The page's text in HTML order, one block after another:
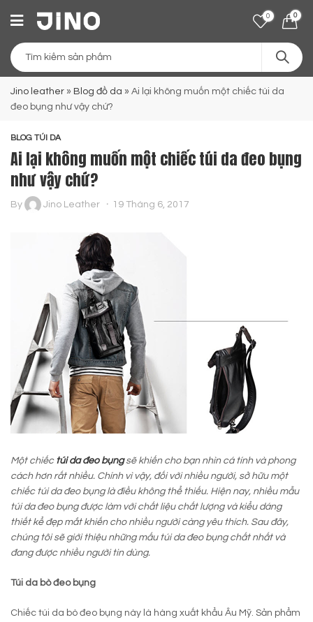
0 0
Jino leather » Blog đồ da » Ai lại không muốn một chiếc túi da
đeo bụng như vậy chứ?
BLOG TÚI DA
Ai lại không muốn một chiếc túi da đeo bụng
như vậy chứ?
By Jino Leather 19 Tháng 6, 2017
Một chiếc túi da đeo bụng sẽ khiến cho bạn nhìn cá tính và phong
cách hơn rất nhiều. Chính vì vậy, đối với nhiều người, sở hữu một
chiếc túi da đeo bụng là điều không thể thiếu. Hiện nay, nhiều mẫu
túi da đeo bụng được làm với chất liệu chất lượng và kiểu dáng
thiết kể đẹp mắt khiến cho nhiều người càng yêu thích. Sau đây,
chúng tôi sẽ giới thiệu những mấu túi da đeo bụng chất nhất và
đang được nhiều người tin dùng.
Túi da bò đeo bụng
Chiếc túi da bò đeo bụng này là hàng xuất khẩu Âu Mỹ. Sản phẩm